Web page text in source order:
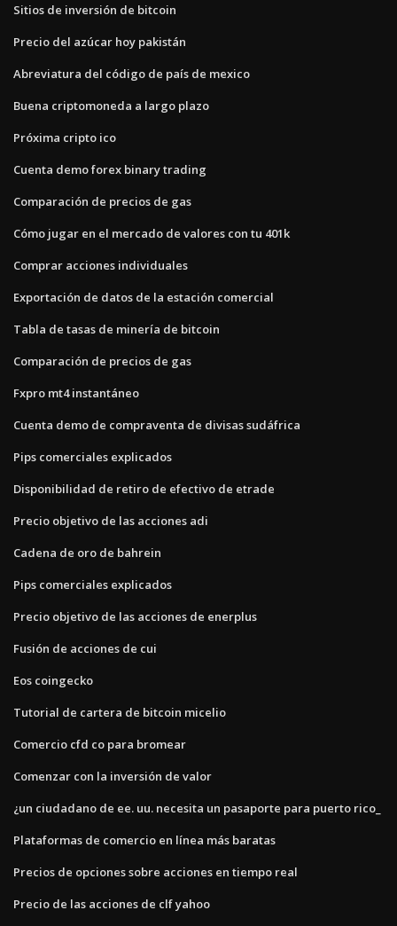
Sitios de inversión de bitcoin
Precio del azúcar hoy pakistán
Abreviatura del código de país de mexico
Buena criptomoneda a largo plazo
Próxima cripto ico
Cuenta demo forex binary trading
Comparación de precios de gas
Cómo jugar en el mercado de valores con tu 401k
Comprar acciones individuales
Exportación de datos de la estación comercial
Tabla de tasas de minería de bitcoin
Comparación de precios de gas
Fxpro mt4 instantáneo
Cuenta demo de compraventa de divisas sudáfrica
Pips comerciales explicados
Disponibilidad de retiro de efectivo de etrade
Precio objetivo de las acciones adi
Cadena de oro de bahrein
Pips comerciales explicados
Precio objetivo de las acciones de enerplus
Fusión de acciones de cui
Eos coingecko
Tutorial de cartera de bitcoin micelio
Comercio cfd co para bromear
Comenzar con la inversión de valor
¿un ciudadano de ee. uu. necesita un pasaporte para puerto rico_
Plataformas de comercio en línea más baratas
Precios de opciones sobre acciones en tiempo real
Precio de las acciones de clf yahoo